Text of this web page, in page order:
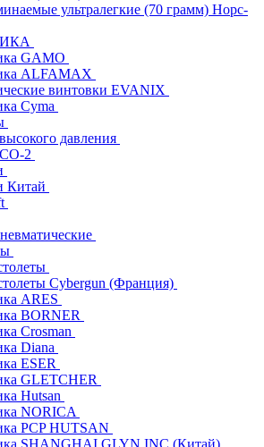
ультралегкие (70 грамм) Норс-
GAMO
ALFAMAX
винтовки EVANIX
Cyma
давления
2
Китай
Cybergun (Франция)
ARES
BORNER
Crosman
Diana
ESER
GLETCHER
Hutsan
NORICA
PCP HUTSAN
SHANGHAI GLYN INC (Китай)